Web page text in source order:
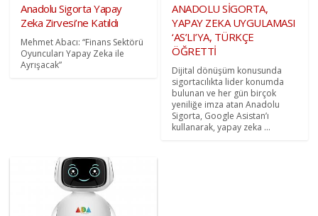
Anadolu Sigorta Yapay
Zeka Zirvesi’ne Katıldı
Mehmet Abacı: “Finans Sektörü
Oyuncuları Yapay Zeka ile
Ayrışacak”
ANADOLU SİGORTA,
YAPAY ZEKA UYGULAMASI
‘AS’LI’YA, TÜRKÇE
ÖĞRETTİ
Dijital dönüşüm konusunda
sigortacılıkta lider konumda
bulunan ve her gün birçok
yeniliğe imza atan Anadolu
Sigorta, Google Asistan’ı
kullanarak, yapay zeka ...